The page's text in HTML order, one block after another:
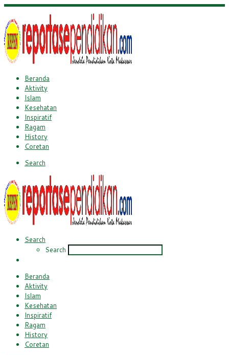
Beranda
Aktivity
Islam
Kesehatan
Inspiratif
Ragam
History
Coretan
Search
Search
Search
Beranda
Aktivity
Islam
Kesehatan
Inspiratif
Ragam
History
Coretan